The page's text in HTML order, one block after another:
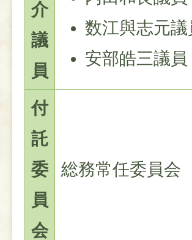
介
議
員
数江與志元議
安部皓三議員
付
託
委
員
会
総務常任委員会